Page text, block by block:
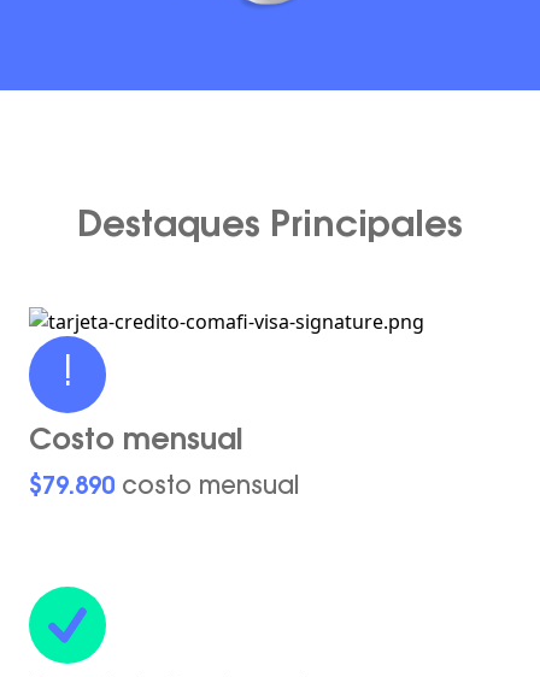
Destaques Principales
!
Costo mensual
$79.890 costo mensual